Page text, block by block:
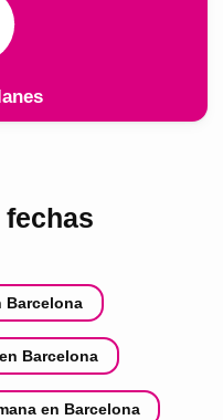
Barcelona
Barcelona
en Barcelona